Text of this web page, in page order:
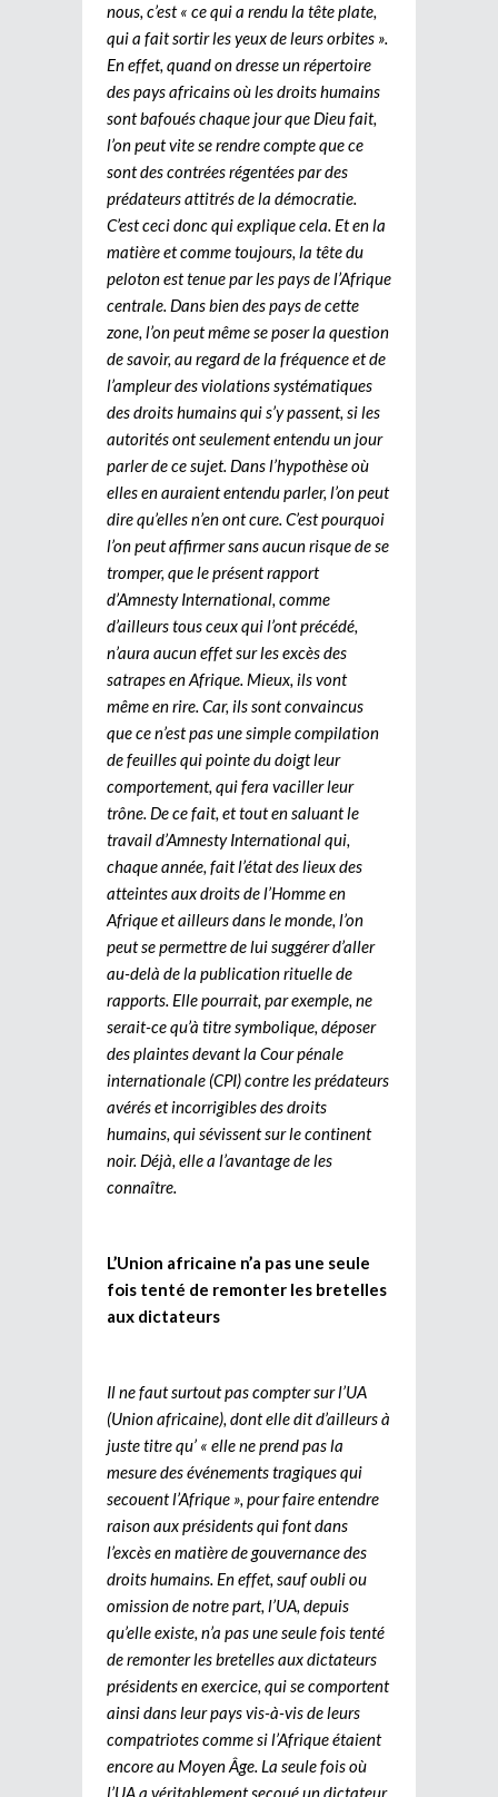
nous, c’est « ce qui a rendu la tête plate,
qui a fait sortir les yeux de leurs orbites ».
En effet, quand on dresse un répertoire
des pays africains où les droits humains
sont bafoués chaque jour que Dieu fait,
l’on peut vite se rendre compte que ce
sont des contrées régentées par des
prédateurs attitrés de la démocratie.
C’est ceci donc qui explique cela. Et en la
matière et comme toujours, la tête du
peloton est tenue par les pays de l’Afrique
centrale. Dans bien des pays de cette
zone, l’on peut même se poser la question
de savoir, au regard de la fréquence et de
l’ampleur des violations systématiques
des droits humains qui s’y passent, si les
autorités ont seulement entendu un jour
parler de ce sujet. Dans l’hypothèse où
elles en auraient entendu parler, l’on peut
dire qu’elles n’en ont cure. C’est pourquoi
l’on peut affirmer sans aucun risque de se
tromper, que le présent rapport
d’Amnesty International, comme
d’ailleurs tous ceux qui l’ont précédé,
n’aura aucun effet sur les excès des
satrapes en Afrique. Mieux, ils vont
même en rire. Car, ils sont convaincus
que ce n’est pas une simple compilation
de feuilles qui pointe du doigt leur
comportement, qui fera vaciller leur
trône. De ce fait, et tout en saluant le
travail d’Amnesty International qui,
chaque année, fait l’état des lieux des
atteintes aux droits de l’Homme en
Afrique et ailleurs dans le monde, l’on
peut se permettre de lui suggérer d’aller
au-delà de la publication rituelle de
rapports. Elle pourrait, par exemple, ne
serait-ce qu’à titre symbolique, déposer
des plaintes devant la Cour pénale
internationale (CPI) contre les prédateurs
avérés et incorrigibles des droits
humains, qui sévissent sur le continent
noir. Déjà, elle a l’avantage de les
connaître.
L’Union africaine n’a pas une seule
fois tenté de remonter les bretelles
aux dictateurs
Il ne faut surtout pas compter sur l’UA
(Union africaine), dont elle dit d’ailleurs à
juste titre qu’ « elle ne prend pas la
mesure des événements tragiques qui
secouent l’Afrique », pour faire entendre
raison aux présidents qui font dans
l’excès en matière de gouvernance des
droits humains. En effet, sauf oubli ou
omission de notre part, l’UA, depuis
qu’elle existe, n’a pas une seule fois tenté
de remonter les bretelles aux dictateurs
présidents en exercice, qui se comportent
ainsi dans leur pays vis-à-vis de leurs
compatriotes comme si l’Afrique étaient
encore au Moyen Âge. La seule fois où
l’UA a véritablement secoué un dictateur,